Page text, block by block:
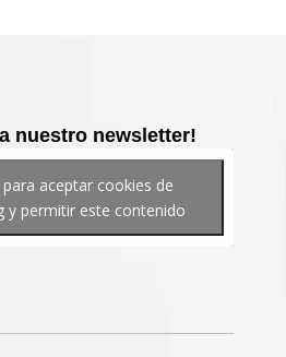
nuestro newsletter!
para aceptar cookies de
y permitir este contenido